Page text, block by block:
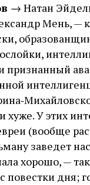
→ Натан
Мень, —
признанный
хуже. У этих
(вообще
заведет
хорошо, —
дня;